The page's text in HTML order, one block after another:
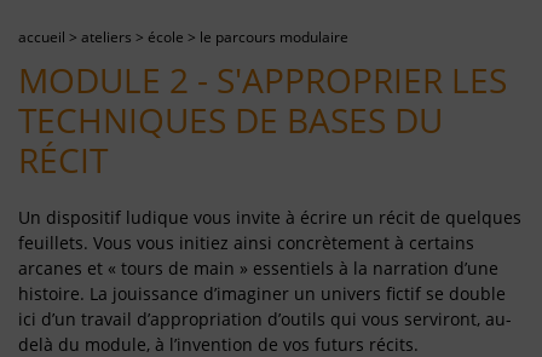
accueil > ateliers > école > le parcours modulaire
MODULE 2 - S'APPROPRIER LES
TECHNIQUES DE BASES DU
RÉCIT
Un dispositif ludique vous invite à écrire un récit de quelques
feuillets. Vous vous initiez ainsi concrètement à certains
arcanes et « tours de main » essentiels à la narration d’une
histoire. La jouissance d’imaginer un univers fictif se double
ici d’un travail d’appropriation d’outils qui vous serviront, au-
delà du module, à l’invention de vos futurs récits.